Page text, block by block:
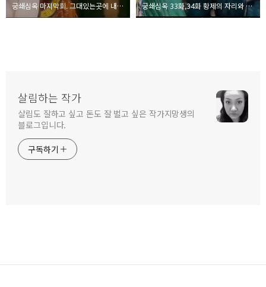
궁쇄심옥 마지막회. 그대있는곳에 내가있소 궁쇄심옥 33화,34화 황제의 자리와 덕비의 죄
살림하는 작가
살림도 잘하고 싶고 돈도 잘 벌고 싶은 작가지망생의
블로그입니다.
구독하기